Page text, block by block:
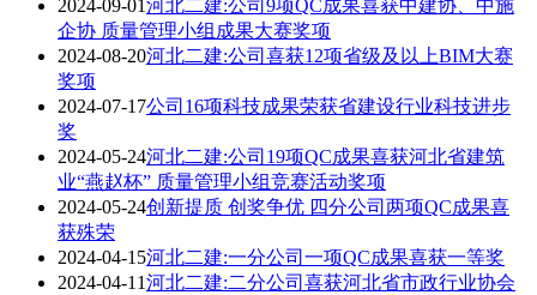
2024-09-01河北二建:公司9项QC成果喜获中建协、中施
企协 质量管理小组成果大赛奖项
2024-08-20河北二建:公司喜获12项省级及以上BIM大赛
奖项
2024-07-17公司16项科技成果荣获省建设行业科技进步
奖
2024-05-24河北二建:公司19项QC成果喜获河北省建筑
业“燕赵杯” 质量管理小组竞赛活动奖项
2024-05-24创新提质 创奖争优 四分公司两项QC成果喜
获殊荣
2024-04-15河北二建:一分公司一项QC成果喜获一等奖
2024-04-11河北二建:二分公司喜获河北省市政行业协会